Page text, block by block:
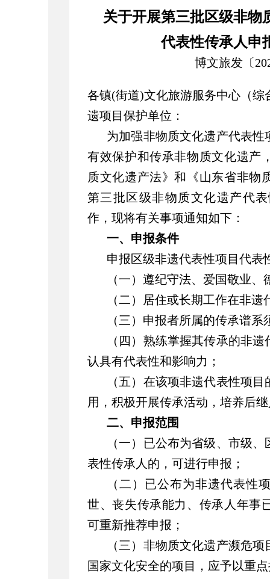
关于开展第三批区级非物
代表性传承人申
博文旅发〔
各镇(街道)文化旅游服务中心（
遗项目保护单位：
为加强非物质文化遗产代表
有效保护和传承非物质文化遗产
质文化遗产法》和《山东省非物
第三批区级非物质文化遗产代
作，现将有关事项通知如下：
一、申报条件
申报区级非遗代表性项目代表
（一）遵纪守法、爱国敬业、
（二）居住或长期工作在非
（三）申报者所属的传承谱
（四）熟练掌握其传承的非
认具有代表性和影响力；
（五）在该项非遗代表性项
用，积极开展传承活动，培养后
二、申报范围
（一）已公布为省级、市级
表性传承人的，可进行申报；
（二）已公布为非遗代表性
世、丧失传承能力、传承人年事
可重新推荐申报；
（三）非物质文化遗产濒危
国家文化安全的项目，应予以重